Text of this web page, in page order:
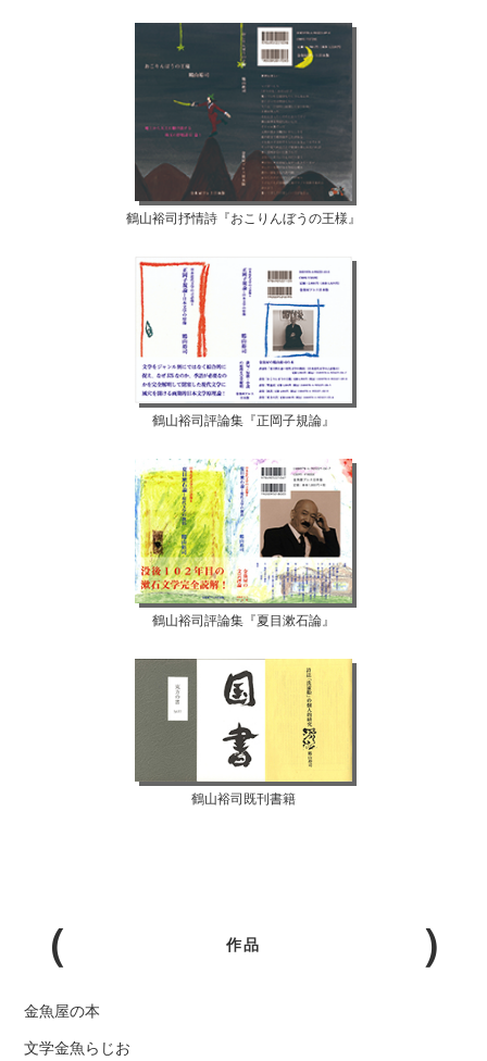
鶴山裕司抒情詩『おこりんぼうの王様』
鶴山裕司評論集『正岡子規論』
鶴山裕司評論集『夏目漱石論』
鶴山裕司既刊書籍
作品
金魚屋の本
文学金魚らじお